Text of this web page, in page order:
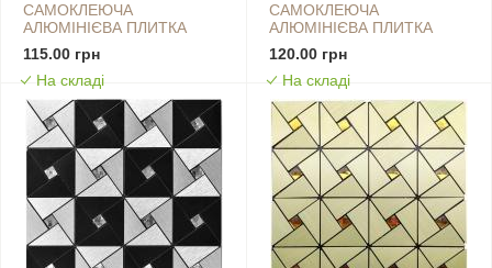
САМОКЛЕЮЧА
АЛЮМІНІЄВА ПЛИТКА
300Х300Х3ММ СРІБНА
МОЗАЇКА ЗІ СТРАЗАМИ
SW-00001824 (D)
115.00 грн
На складі
САМОКЛЕЮЧА
АЛЮМІНІЄВА ПЛИТКА
300Х300Х3ММ ЧОРНА
МОЗАЇКА SW-00001929
120.00 грн
На складі